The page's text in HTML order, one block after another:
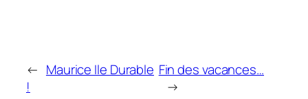
← Maurice Ile Durable
!
Fin des vacances…
→